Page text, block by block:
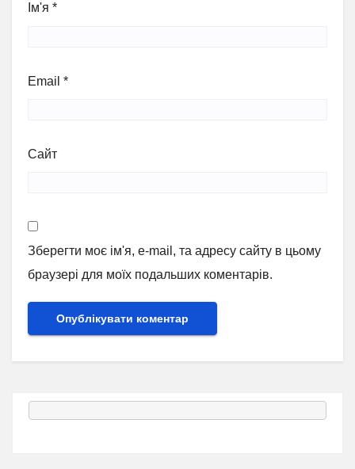
Ім'я *
Email *
Сайт
Зберегти моє ім'я, e-mail, та адресу сайту в цьому
браузері для моїх подальших коментарів.